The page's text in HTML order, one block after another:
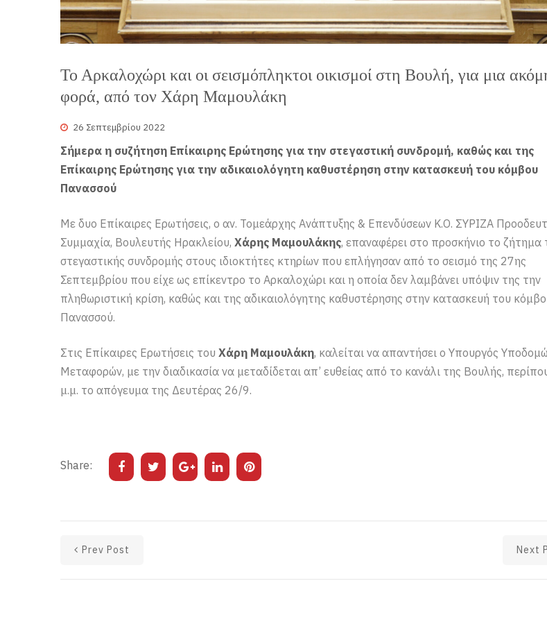
Το Αρκαλοχώρι και οι σεισμόπληκτοι οικισμοί στη Βουλή, για μια
φορά, από τον Χάρη Μαμουλάκη
26 Σεπτεμβρίου 2022
Σήμερα η συζήτηση Επίκαιρης Ερώτησης για την στεγαστική συνδρομή, καθώς και της
Επίκαιρης Ερώτησης για την αδικαιολόγητη καθυστέρηση στην κατασκευή του κόμβου
Πανασσού
Με δυο Επίκαιρες Ερωτήσεις, ο αν. Τομεάρχης Ανάπτυξης & Επενδύσεων Κ.Ο. ΣΥΡΙΖΑ
Συμμαχία, Βουλευτής Ηρακλείου, Χάρης Μαμουλάκης, επαναφέρει στο προσκήνιο το ζήτημα
στεγαστικής συνδρομής στους ιδιοκτήτες κτηρίων που επλήγησαν από το σεισμό της 27ης
Σεπτεμβρίου που είχε ως επίκεντρο το Αρκαλοχώρι και η οποία δεν λαμβάνει υπόψιν της την
πληθωριστική κρίση, καθώς και της αδικαιολόγητης καθυστέρησης στην κατασκευή του
Πανασσού.
Στις Επίκαιρες Ερωτήσεις του Χάρη Μαμουλάκη, καλείται να απαντήσει ο Υπουργός
Μεταφορών, με την διαδικασία να μεταδίδεται απ’ ευθείας από το κανάλι της Βουλής,
μ.μ. το απόγευμα της Δευτέρας 26/9.
Share:
Prev Post Next